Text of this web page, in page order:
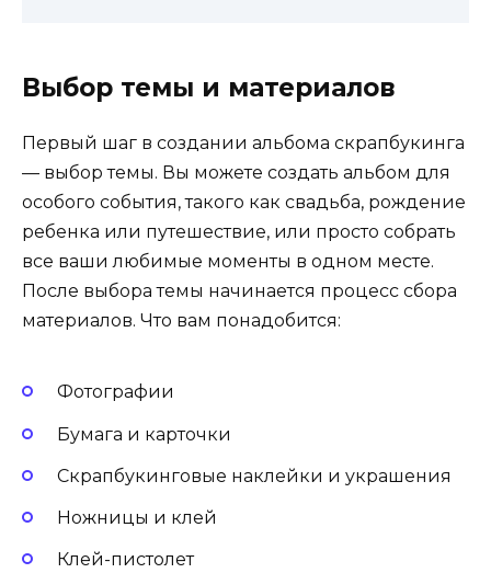
Выбор темы и материалов
Первый шаг в создании альбома скрапбукинга
— выбор темы. Вы можете создать альбом для
особого события, такого как свадьба, рождение
ребенка или путешествие, или просто собрать
все ваши любимые моменты в одном месте.
После выбора темы начинается процесс сбора
материалов. Что вам понадобится:
Фотографии
Бумага и карточки
Скрапбукинговые наклейки и украшения
Ножницы и клей
Клей-пистолет